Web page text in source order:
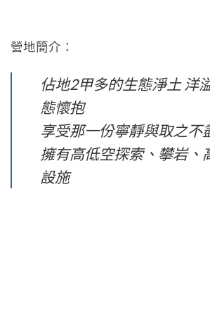
營地簡介：
佔地2甲多的生態淨土 洋
態懷抱
享受那一份寧靜與取之不
擁有高低空探索、攀岩、
設施